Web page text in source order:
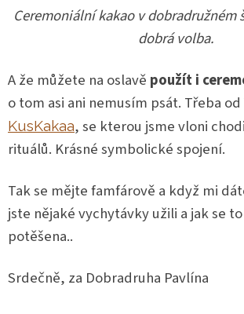
Ceremoniální kakao v dobradružném
dobrá volba.
A že můžete na oslavě použít i
o tom asi ani nemusím psát. Třeba
KusKakaa, se kterou jsme vloni
rituálů. Krásné symbolické spojení.
Tak se mějte famfárově a když mi
jste nějaké vychytávky užili a jak se
potěšena..
Srdečně, za Dobradruha Pavlína